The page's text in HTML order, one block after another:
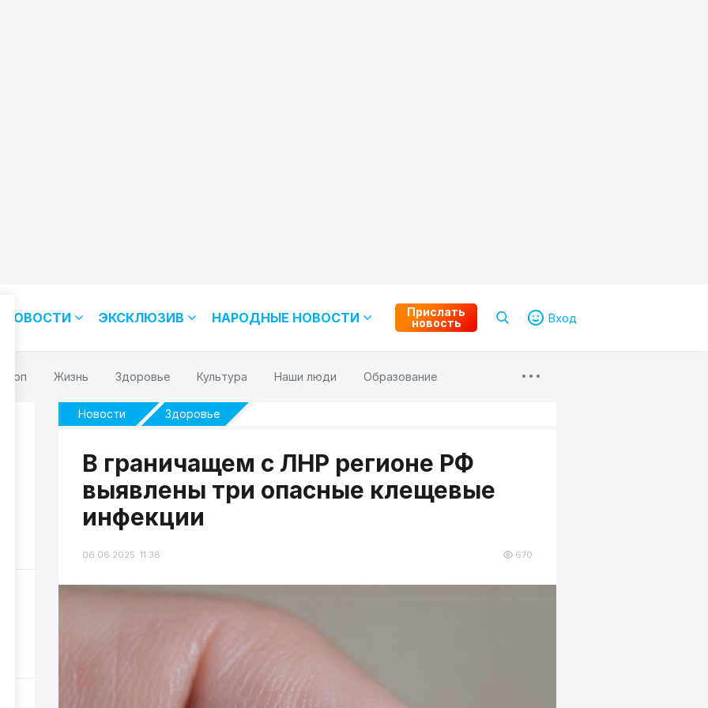
НОВОСТИ ЭКСКЛЮЗИВ НАРОДНЫЕ НОВОСТИ
Прислать
новость
Вход
Жизнь Здоровье Культура Наши люди Образование
Новости Здоровье
В граничащем с ЛНР регионе РФ
выявлены три опасные клещевые
инфекции
06.06.2025 11:38 670